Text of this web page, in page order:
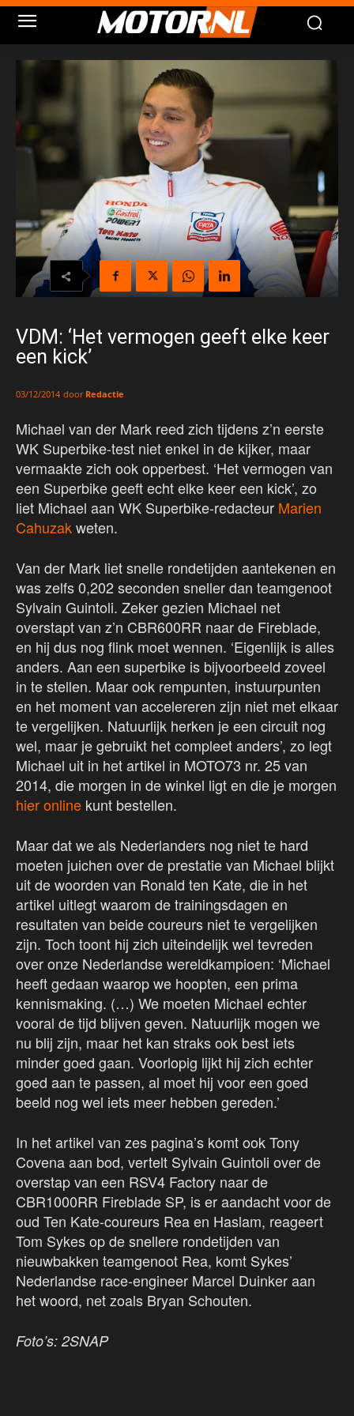
VDM: ‘Het vermogen geeft elke keer
een kick’
03/12/2014 door Redactie
Michael van der Mark reed zich tijdens z’n eerste
WK Superbike-test niet enkel in de kijker, maar
vermaakte zich ook opperbest. ‘Het vermogen van
een Superbike geeft echt elke keer een kick’, zo
liet Michael aan WK Superbike-redacteur Marien
Cahuzakweten.
Van der Mark liet snelle rondetijden aantekenen en
was zelfs 0,202 seconden sneller dan teamgenoot
Sylvain Guintoli. Zeker gezien Michael net
overstapt van z’n CBR600RR naar de Fireblade,
en hij dus nog flink moet wennen. ‘Eigenlijk is alles
anders. Aan een superbike is bijvoorbeeld zoveel
in te stellen. Maar ook rempunten, instuurpunten
en het moment van accelereren zijn niet met elkaar
te vergelijken. Natuurlijk herken je een circuit nog
wel, maar je gebruikt het compleet anders’, zo legt
Michael uit in het artikel in MOTO73 nr. 25 van
2014, die morgen in de winkel ligt en die je morgen
hier online kunt bestellen.
Maar dat we als Nederlanders nog niet te hard
moeten juichen over de prestatie van Michael blijkt
uit de woorden van Ronald ten Kate, die in het
artikel uitlegt waarom de trainingsdagen en
resultaten van beide coureurs niet te vergelijken
zijn. Toch toont hij zich uiteindelijk wel tevreden
over onze Nederlandse wereldkampioen: ‘Michael
heeft gedaan waarop we hoopten, een prima
kennismaking. (…) We moeten Michael echter
vooral de tijd blijven geven. Natuurlijk mogen we
nu blij zijn, maar het kan straks ook best iets
minder goed gaan. Voorlopig lijkt hij zich echter
goed aan te passen, al moet hij voor een goed
beeld nog wel iets meer hebben gereden.’
In het artikel van zes pagina’s komt ook Tony
Covena aan bod, vertelt Sylvain Guintoli over de
overstap van een RSV4 Factory naar de
CBR1000RR Fireblade SP, is er aandacht voor de
oud Ten Kate-coureurs Rea en Haslam, reageert
Tom Sykes op de snellere rondetijden van
nieuwbakken teamgenoot Rea, komt Sykes’
Nederlandse race-engineer Marcel Duinker aan
het woord, net zoals Bryan Schouten.
Foto’s: 2SNAP